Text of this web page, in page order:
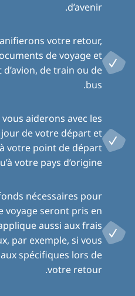
d’avenir.
votre retour,
de voyage et
de train ou de
bus.
aiderons avec les
de votre départ et
votre point de départ
votre pays d’origine.
nécessaires pour
voyage seront pris en
aussi aux frais
par exemple, si vous
spécifiques lors de
votre retour.